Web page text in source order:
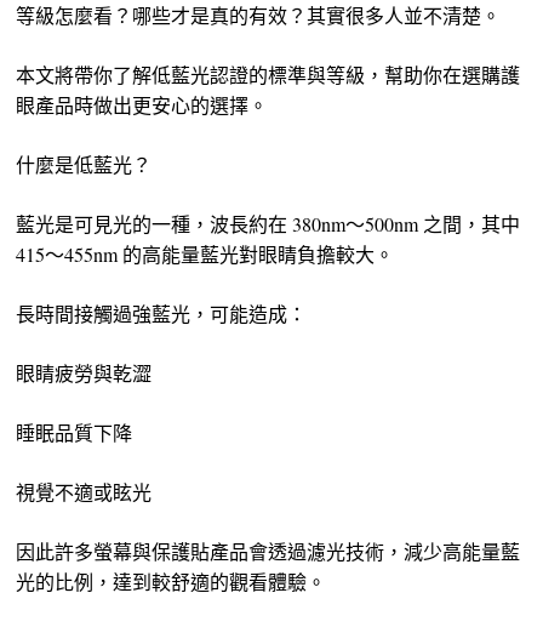
等級怎麼看？哪些才是真的有效？其實很多人並不清楚。
本文將帶你了解低藍光認證的標準與等級，幫助你在選購護
眼產品時做出更安心的選擇。
什麼是低藍光？
藍光是可見光的一種，波長約在 380nm～500nm 之間，其中
415～455nm 的高能量藍光對眼睛負擔較大。
長時間接觸過強藍光，可能造成：
眼睛疲勞與乾澀
睡眠品質下降
視覺不適或眩光
因此許多螢幕與保護貼產品會透過濾光技術，減少高能量藍
光的比例，達到較舒適的觀看體驗。